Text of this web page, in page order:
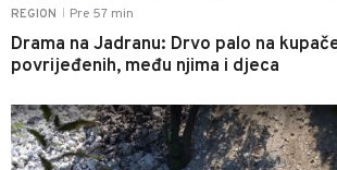
REGION Pre 57 min
Drama na Jadranu: Drvo palo na
povrijeđenih, među njima i djeca